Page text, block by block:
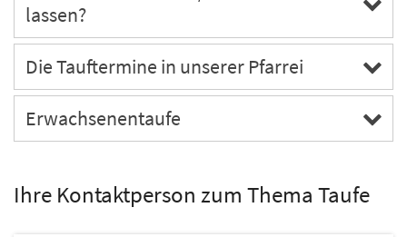
lassen?
Die Tauftermine in unserer Pfarrei
Erwachsenentaufe
Ihre Kontaktperson zum Thema Taufe